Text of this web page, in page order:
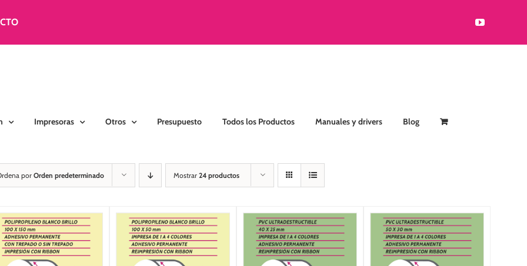
YouTube
Impresoras Otros Presupuesto Todos los Productos Manuales y drivers Blog
por Orden predeterminado Mostrar 24 productos
SELECCIONAR
SELECCIONAR
SELECCIONAR